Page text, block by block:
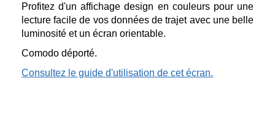
Profitez d'un affichage design en couleurs pour une
lecture facile de vos données de trajet avec une belle
luminosité et un écran orientable.
Comodo déporté.
Consultez le guide d'utilisation de cet écran.